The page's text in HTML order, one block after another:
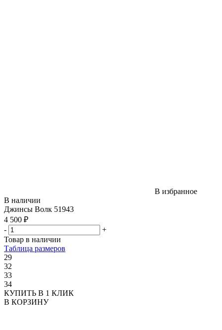
В избранное
В наличии
Джинсы Волк 51943
4 500 ₽
-
+
Товар в наличии
Таблица размеров
29
32
33
34
КУПИТЬ В 1 КЛИК
В КОРЗИНУ